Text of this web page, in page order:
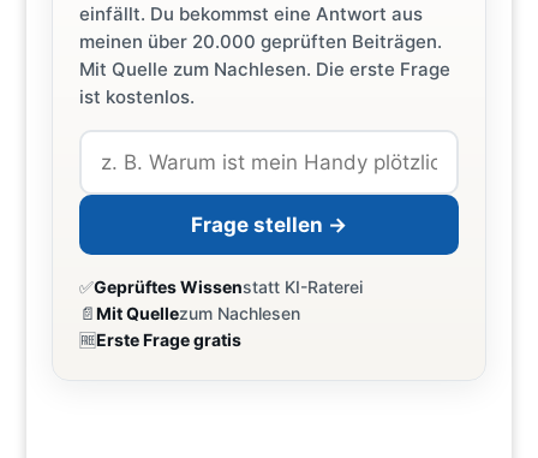
einfällt. Du bekommst eine Antwort aus
meinen über 20.000 geprüften Beiträgen.
Mit Quelle zum Nachlesen. Die erste Frage
ist kostenlos.
Frage stellen →
✅Geprüftes Wissenstatt KI-Raterei
📄Mit Quellezum Nachlesen
🆓Erste Frage gratis